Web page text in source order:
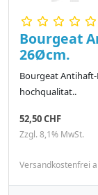
Bourgeat
26Øcm.
Bourgeat
hochqualitat..
52,50 CHF
Zzgl. 8,1% MwSt.
Versandkostenfrei